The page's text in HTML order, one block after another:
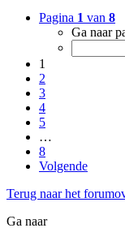
Pagina 1 van 8
Ga naar
1
2
3
4
5
…
8
Volgende
Terug naar het
Ga naar